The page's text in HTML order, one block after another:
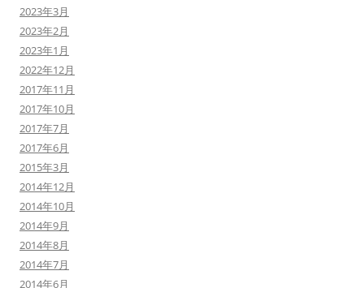
2023年3月
2023年2月
2023年1月
2022年12月
2017年11月
2017年10月
2017年7月
2017年6月
2015年3月
2014年12月
2014年10月
2014年9月
2014年8月
2014年7月
2014年6月